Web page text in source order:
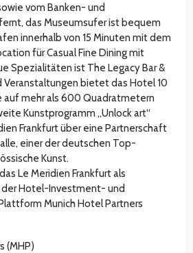
vom Banken- und
das Museumsufer ist bequem
innerhalb von 15 Minuten mit dem
für Casual Fine Dining mit
Spezialitäten ist The Legacy Bar &
Veranstaltungen bietet das Hotel 10
auf mehr als 600 Quadratmetern
Kunstprogramm „Unlock art“
Frankfurt über eine Partnerschaft
einer der deutschen Top-
Kunst.
Le Meridien Frankfurt als
der Hotel-Investment- und
Munich Hotel Partners
(MHP)